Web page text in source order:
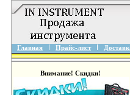
Главная Прайс-лист
Внимание! Скидки!